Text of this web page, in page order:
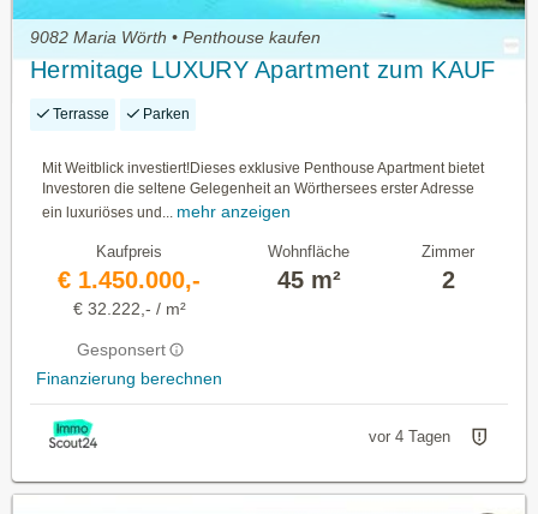
9082 Maria Wörth • Penthouse kaufen
Hermitage LUXURY Apartment zum KAUF
Terrasse Parken
Mit Weitblick investiert!Dieses exklusive Penthouse Apartment bietet
Investoren die seltene Gelegenheit an Wörthersees erster Adresse
ein luxuriöses und... mehr anzeigen
Kaufpreis
€ 1.450.000,-
€ 32.222,- / m²
Gesponsert
Finanzierung berechnen
Wohnfläche
45 m²
Zimmer
2
vor 4 Tagen